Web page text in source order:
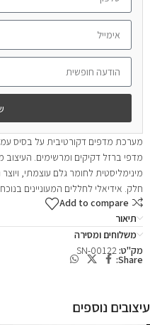
מערכת מדפים דקורטיבית על בסיס
מדפי ברזל דקיקים ומרשימים. העיצוב
מינימליסטית לחומר גלם עוצמתי,
חלק. אידיאלי לחללים המעוניינים
Add to compare
תיאור
משלוחים ומסירה
מק"ט:SN-00122
Share:
עיצובים נוספים